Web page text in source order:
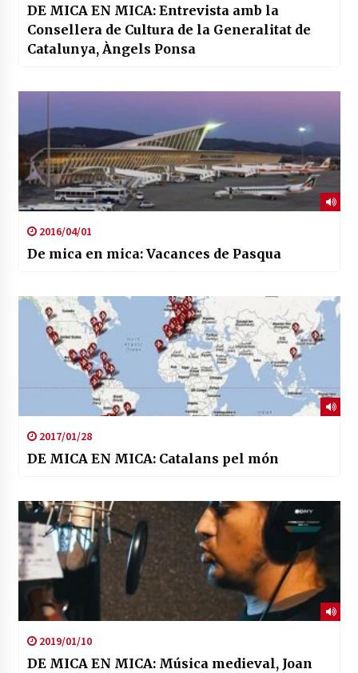
DE MICA EN MICA: Entrevista amb la
Consellera de Cultura de la Generalitat de
Catalunya, Àngels Ponsa
2016/04/01
De mica en mica: Vacances de Pasqua
2017/01/28
DE MICA EN MICA: Catalans pel món
2019/01/10
DE MICA EN MICA: Música medieval, Joan